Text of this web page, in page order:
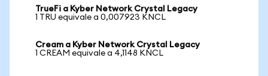
TrueFi a Kyber Network Crystal Legacy
1 TRU equivale a 0,007923 KNCL
Cream a Kyber Network Crystal Legacy
1 CREAM equivale a 4,1148 KNCL